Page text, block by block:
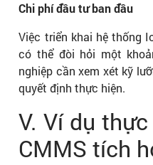
Chi phí đầu tư ban đầu
Việc triển khai hệ thống
có thể đòi hỏi một
nghiệp cần xem xét kỹ
quyết định thực hiện.
V. Ví dụ
CMMS tích